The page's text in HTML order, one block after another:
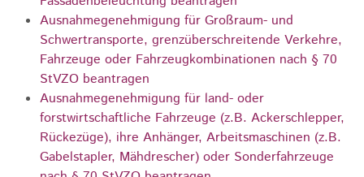
Ausnahmegenehmigung für Großraum- und
Schwertransporte, grenzüberschreitende Verkehre,
Fahrzeuge oder Fahrzeugkombinationen nach § 70
StVZO beantragen
Ausnahmegenehmigung für land- oder
forstwirtschaftliche Fahrzeuge (z.B. Ackerschlepper,
Rückezüge), ihre Anhänger, Arbeitsmaschinen (z.B.
Gabelstapler, Mähdrescher) oder Sonderfahrzeuge